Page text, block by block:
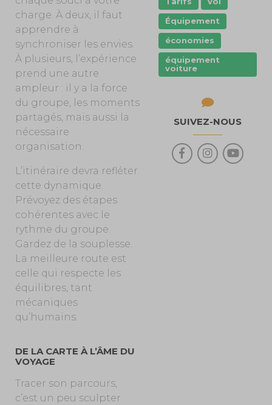
charge. À deux, il faut
apprendre à
synchroniser les envies.
À plusieurs, l’expérience
prend une autre
ampleur : il y a la force
du groupe, les moments
partagés, mais aussi la
nécessaire
organisation.
L’itinéraire devra refléter
cette dynamique.
Prévoyez des étapes
cohérentes avec le
rythme du groupe.
Gardez de la souplesse.
La meilleure route est
celle qui respecte les
équilibres, tant
mécaniques
qu’humains.
DE LA CARTE À L’ÂME DU
VOYAGE
Tracer son parcours,
c’est un peu sculpter
Équipement
économies
équipement
voiture
SUIVEZ-NOUS